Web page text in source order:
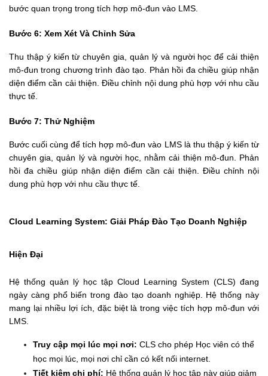
bước quan trọng trong tích hợp mô-đun vào LMS.
Bước 6: Xem Xét Và Chỉnh Sửa
Thu thập ý kiến từ chuyên gia, quản lý và người học để cải thiện
mô-đun trong chương trình đào tạo. Phản hồi đa chiều giúp nhận
diện điểm cần cải thiện. Điều chỉnh nội dung phù hợp với nhu cầu
thực tế.
Bước 7: Thử Nghiệm
Bước cuối cùng để tích hợp mô-đun vào LMS là thu thập ý kiến từ
chuyên gia, quản lý và người học, nhằm cải thiện mô-đun. Phản
hồi đa chiều giúp nhận diện điểm cần cải thiện. Điều chỉnh nội
dung phù hợp với nhu cầu thực tế.
Cloud Learning System: Giải Pháp Đào Tạo Doanh Nghiệp
Hiện Đại
Hệ thống quản lý học tập Cloud Learning System (CLS) đang
ngày càng phổ biến trong đào tạo doanh nghiệp. Hệ thống này
mang lại nhiều lợi ích, đặc biệt là trong việc tích hợp mô-đun với
LMS.
Truy cập mọi lúc mọi nơi: CLS cho phép Học viên có thể
học mọi lúc, mọi nơi chỉ cần có kết nối internet.
Tiết kiệm chi phí: Hệ thống quản lý học tập này giúp giảm